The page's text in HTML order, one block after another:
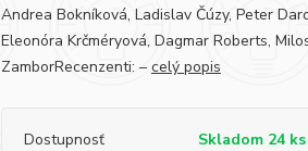
Andrea Bokníková, Ladislav Čúzy, Peter
Eleonóra Krčméryová, Dagmar Roberts,
ZamborRecenzenti: – celý popis
Dostupnosť Skladom 24 ks